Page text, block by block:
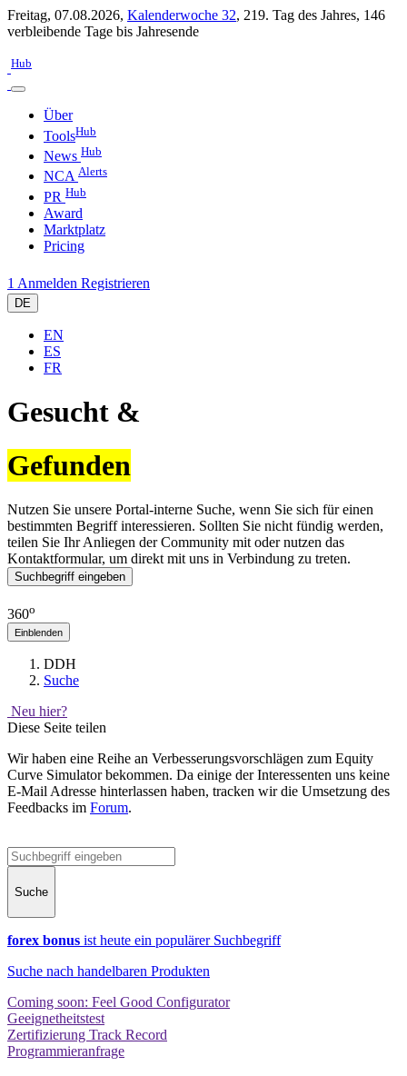
Freitag, 07.08.2026, Kalenderwoche 32, 219. Tag des Jahres, 146
verbleibende Tage bis Jahresende
Hub
Über
ToolsHub
News Hub
NCA Alerts
PR Hub
Award
Marktplatz
Pricing
1 Anmelden Registrieren
DE
EN
ES
FR
Gesucht &
Gefunden
Nutzen Sie unsere Portal-interne Suche, wenn Sie sich für einen
bestimmten Begriff interessieren. Sollten Sie nicht fündig werden,
teilen Sie Ihr Anliegen der Community mit oder nutzen das
Kontaktformular, um direkt mit uns in Verbindung zu treten.
Suchbegriff eingeben
360o
Einblenden
DDH
Suche
Neu hier?
Diese Seite teilen
Wir haben eine Reihe an Verbesserungsvorschlägen zum Equity
Curve Simulator bekommen. Da einige der Interessenten uns keine
E-Mail Adresse hinterlassen haben, tracken wir die Umsetzung des
Feedbacks im Forum.
Suche
forex bonus ist heute ein populärer Suchbegriff
Suche nach handelbaren Produkten
Coming soon: Feel Good Configurator
Geeignetheitstest
Zertifizierung Track Record
Programmieranfrage